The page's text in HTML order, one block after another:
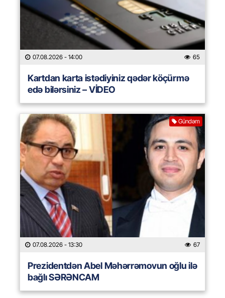
07.08.2026 - 14:00 65
Kartdan karta istədiyiniz qədər köçürmə
edə bilərsiniz – VİDEO
Gündəm
07.08.2026 - 13:30 67
Prezidentdən Abel Məhərrəmovun oğlu ilə
bağlı SƏRƏNCAM